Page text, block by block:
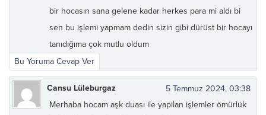
bir hocasın sana gelene kadar herkes para mi aldı bi
sen bu işlemi yapmam dedin sizin gibi dürüst bir hocayı
tanıdığıma çok mutlu oldum
Bu Yoruma Cevap Ver
Cansu Lüleburgaz
5 Temmuz 2024, 03:38
Merhaba hocam aşk duası ile yapilan işlemler ömürlük